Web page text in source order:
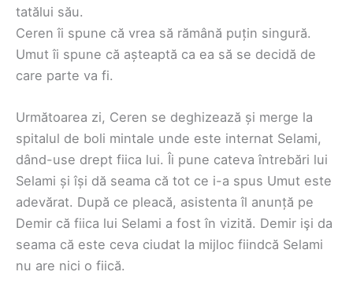
tatălui său.
Ceren îi spune că vrea să rămână puțin singură.
Umut îi spune că așteaptă ca ea să se decidă de
care parte va fi.
Următoarea zi, Ceren se deghizează și merge la
spitalul de boli mintale unde este internat Selami,
dând-use drept fiica lui. Îi pune cateva întrebări lui
Selami și își dă seama că tot ce i-a spus Umut este
adevărat. După ce pleacă, asistenta îl anunță pe
Demir că fiica lui Selami a fost în vizită. Demir işi da
seama că este ceva ciudat la mijloc fiindcă Selami
nu are nici o fiică.